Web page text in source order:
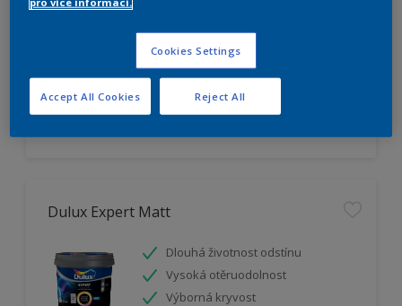
K dispozici pouze v obchodě
Dulux Expert Matt
Dlouhá životnost odstínu
Vysoká otěruodolnost
Výborná kryvost
Cookies Settings
Reject All
Accept All Cookies